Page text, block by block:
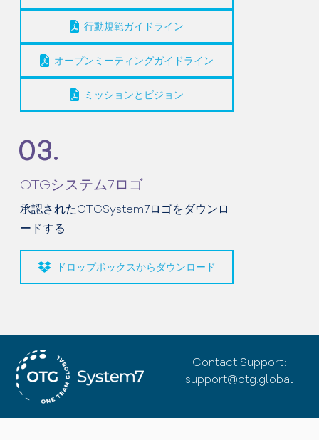
行動規範ガイドライン
オープンミーティングガイドライン
ミッションとビジョン
03.
OTGシステム7ロゴ
承認されたOTGSystem7ロゴをダウンロ
ードする
ドロップボックスからダウンロード
Contact Support:
support@otg.global